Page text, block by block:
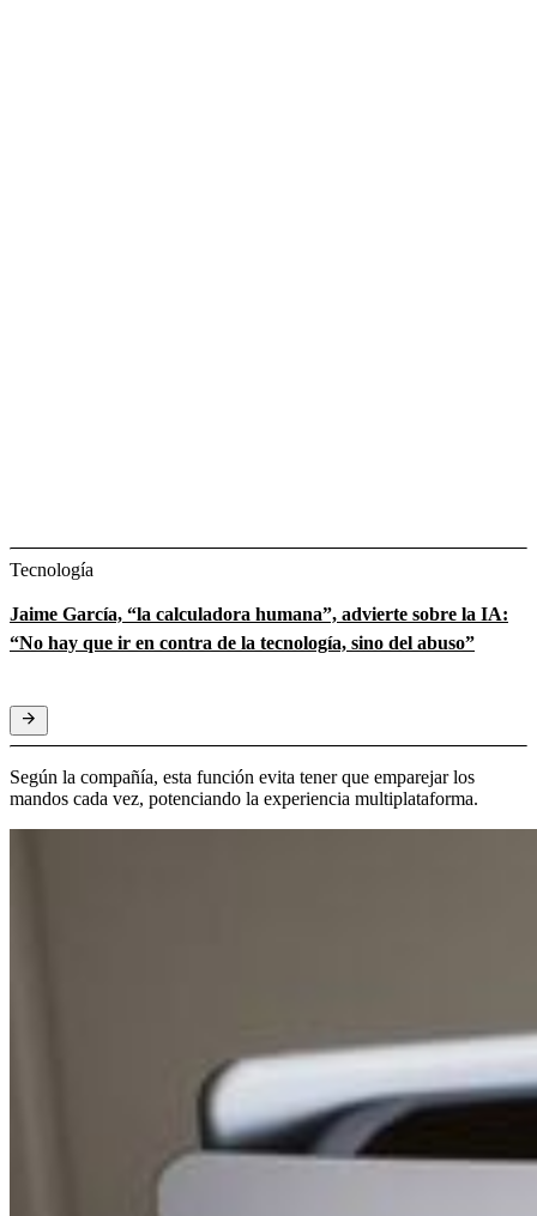
Tecnología
Jaime García, “la calculadora humana”, advierte sobre la IA:
“No hay que ir en contra de la tecnología, sino del abuso”
Según la compañía, esta función evita tener que emparejar los
mandos cada vez, potenciando la experiencia multiplataforma.